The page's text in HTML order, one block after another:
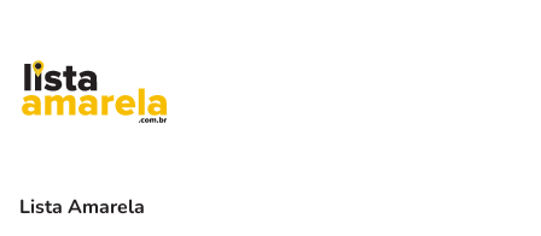
Lista Amarela